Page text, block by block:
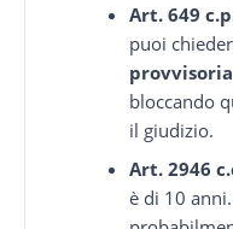
Art. 649
puoi
bloccando
il giudizio.
Art. 2946
è di 10